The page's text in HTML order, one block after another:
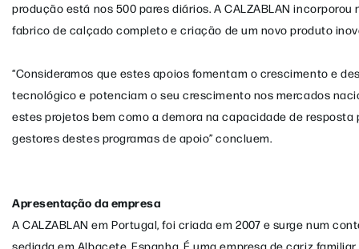
produção está nos 500 pares diários. A CALZABLAN
fabrico de calçado completo e criação de um novo produto
“Consideramos que estes apoios fomentam o crescimento e
tecnológico e potenciam o seu crescimento nos mercados
estes projetos bem como a demora na capacidade de
gestores destes programas de apoio” concluem.
Apresentação da empresa
A CALZABLAN em Portugal, foi criada em 2007 e surge num
sediada em Albacete, Espanha. É uma empresa de cariz